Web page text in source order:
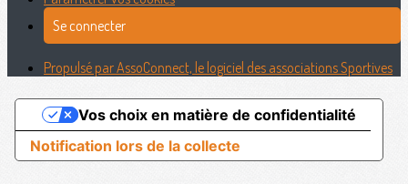
Se connecter
Propulsé par AssoConnect, le logiciel des associations Sportives
Notification lors de la collecte
Vos choix en matière de confidentialité